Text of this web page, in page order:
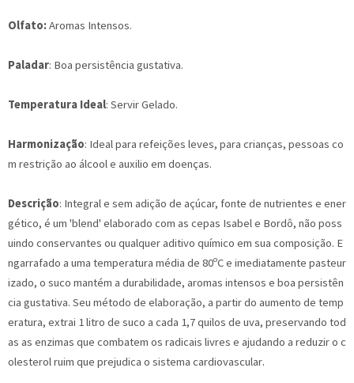
Olfato:Aromas Intensos.
Paladar: Boa persistência gustativa.
Temperatura Ideal: Servir Gelado.
Harmonização: Ideal para refeições leves, para crianças, pessoas co
m restrição ao álcool e auxilio em doenças.
Descrição: Integral e sem adição de açúcar, fonte de nutrientes e ener
gético, é um 'blend' elaborado com as cepas Isabel e Bordô, não poss
uindo conservantes ou qualquer aditivo químico em sua composição. E
ngarrafado a uma temperatura média de 80ºC e imediatamente pasteur
izado, o suco mantém a durabilidade, aromas intensos e boa persistên
cia gustativa. Seu método de elaboração, a partir do aumento de temp
eratura, extrai 1 litro de suco a cada 1,7 quilos de uva, preservando tod
as as enzimas que combatem os radicais livres e ajudando a reduzir o c
olesterol ruim que prejudica o sistema cardiovascular.